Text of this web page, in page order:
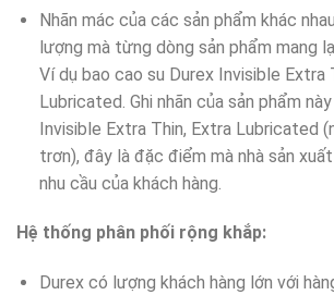
Nhãn mác của các sản phẩm khác
lượng mà từng dòng sản phẩm mang
Ví dụ bao cao su Durex Invisible Extra
Lubricated. Ghi nhãn của sản phẩm
Invisible Extra Thin, Extra Lubricated
trơn), đây là đặc điểm mà nhà sản
nhu cầu của khách hàng.
Hệ thống phân phối rộng khắp:
Durex có lượng khách hàng lớn với